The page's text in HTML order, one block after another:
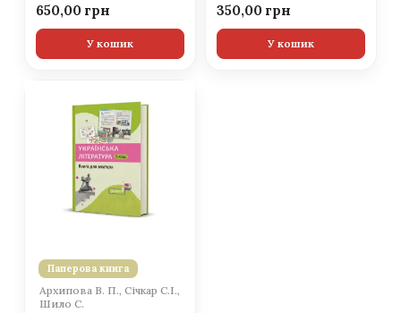
650,00
У кошик
350,00
У кошик
Паперова книга
Архипова В. П., Січкар С.І.,
Шило С.